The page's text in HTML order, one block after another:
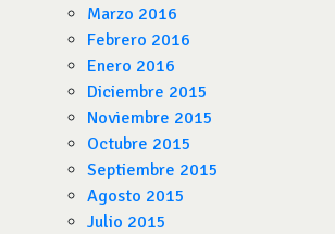
Marzo 2016
Febrero 2016
Enero 2016
Diciembre 2015
Noviembre 2015
Octubre 2015
Septiembre 2015
Agosto 2015
Julio 2015